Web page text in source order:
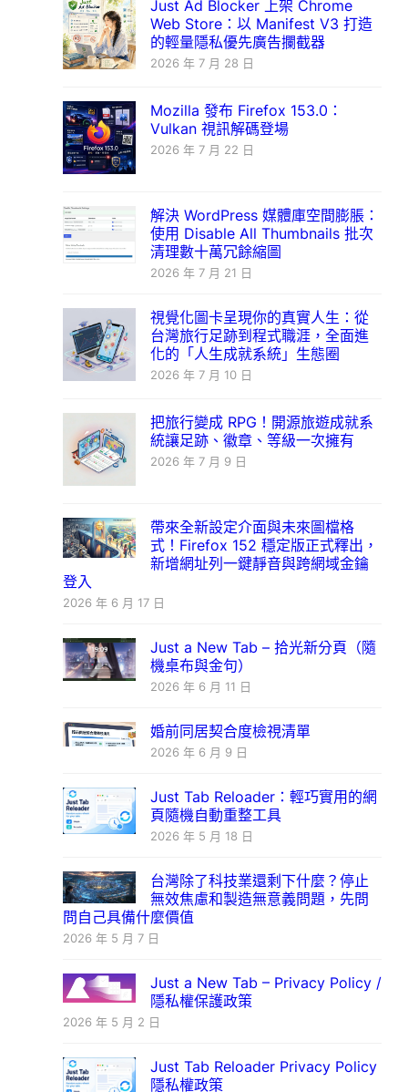
Just Ad Blocker 上架 Chrome
Web Store：以 Manifest V3 打造
的輕量隱私優先廣告攔截器
2026 年 7 月 28 日
Mozilla 發布 Firefox 153.0：
Vulkan 視訊解碼登場
2026 年 7 月 22 日
解決 WordPress 媒體庫空間膨脹：
使用 Disable All Thumbnails 批次
清理數十萬冗餘縮圖
2026 年 7 月 21 日
視覺化圖卡呈現你的真實人生：從
台灣旅行足跡到程式職涯，全面進
化的「人生成就系統」生態圈
2026 年 7 月 10 日
把旅行變成 RPG！開源旅遊成就系
統讓足跡、徽章、等級一次擁有
2026 年 7 月 9 日
帶來全新設定介面與未來圖檔格
式！Firefox 152 穩定版正式釋出，
新增網址列一鍵靜音與跨網域金鑰
登入
2026 年 6 月 17 日
Just a New Tab – 拾光新分頁（隨
機桌布與金句）
2026 年 6 月 11 日
婚前同居契合度檢視清單
2026 年 6 月 9 日
Just Tab Reloader：輕巧實用的網
頁隨機自動重整工具
2026 年 5 月 18 日
台灣除了科技業還剩下什麼？停止
無效焦慮和製造無意義問題，先問
問自己具備什麼價值
2026 年 5 月 7 日
Just a New Tab – Privacy Policy /
隱私權保護政策
2026 年 5 月 2 日
Just Tab Reloader Privacy Policy
隱私權政策